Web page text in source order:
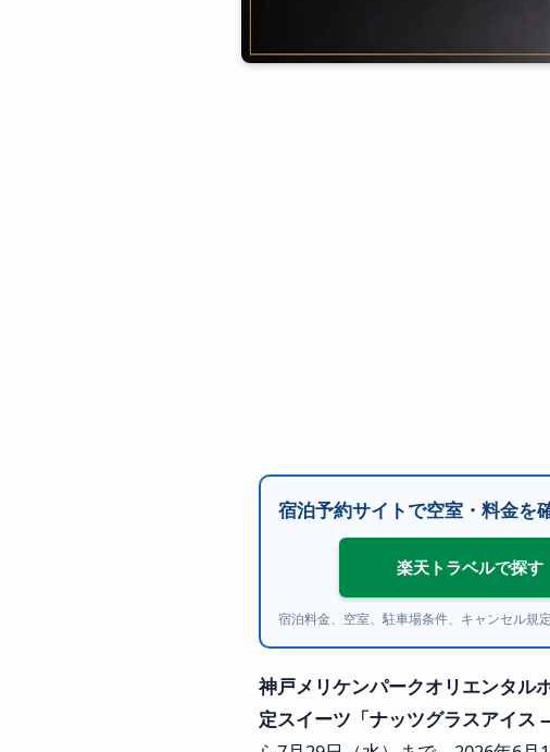
宿泊予約サイトで空室・料金を
楽天トラベルで探す
宿泊料金、空室、駐車場条件、キャンセル規
神戸メリケンパークオリエンタル
定スイーツ「ナッツグラスアイス